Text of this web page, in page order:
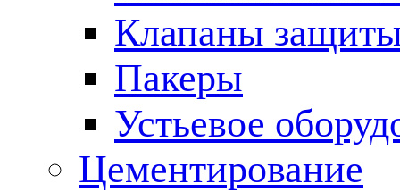
Клапаны
Пакеры
Устьевое
Цементирование